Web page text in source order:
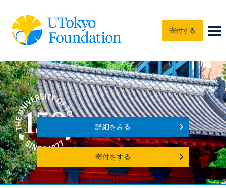
寄付する
詳細をみる
寄付をする